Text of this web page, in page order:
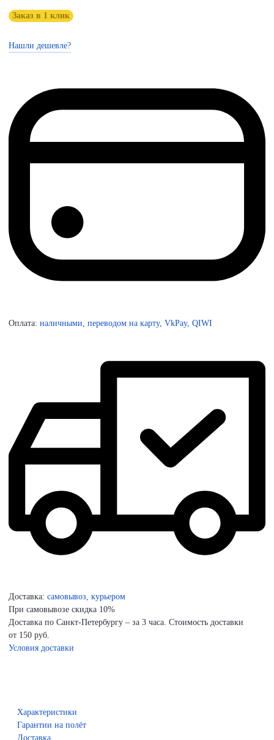
Заказ в 1 клик
Нашли дешевле?
Оплата: наличными, переводом на карту, VkPay, QIWI
Доставка: самовывоз, курьером
При самовывозе скидка 10%
Доставка по Санкт-Петербургу – за 3 часа. Стоимость доставки
от 150 руб.
Условия доставки
Характеристики
Гарантии на полёт
Доставка